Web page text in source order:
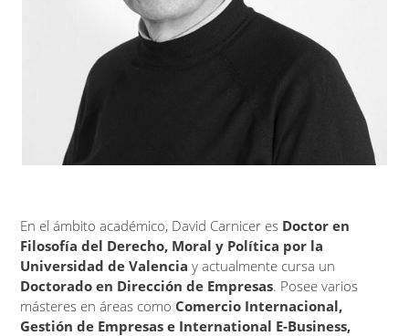
En el ámbito académico, David Carnicer es Doctor en
Filosofía del Derecho, Moral y Política por la
Universidad de Valenciay actualmente cursa un
Doctorado en Dirección de Empresas. Posee varios
másteres en áreas como Comercio Internacional,
Gestión de Empresas e International E-Business,